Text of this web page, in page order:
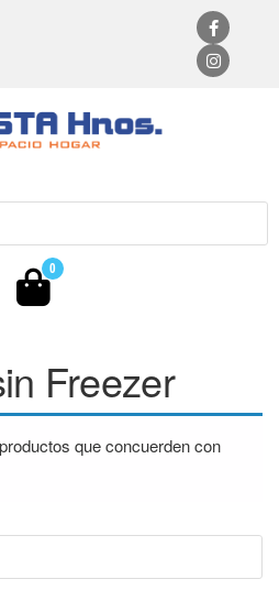
0
Freezer
que concuerden con